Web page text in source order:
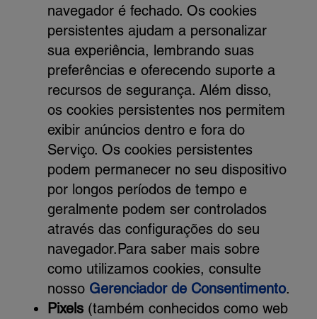
navegador é fechado. Os cookies
persistentes ajudam a personalizar
sua experiência, lembrando suas
preferências e oferecendo suporte a
recursos de segurança. Além disso,
os cookies persistentes nos permitem
exibir anúncios dentro e fora do
Serviço. Os cookies persistentes
podem permanecer no seu dispositivo
por longos períodos de tempo e
geralmente podem ser controlados
através das configurações do seu
navegador.Para saber mais sobre
como utilizamos cookies, consulte
nosso Gerenciador de Consentimento.
Pixels (também conhecidos como web